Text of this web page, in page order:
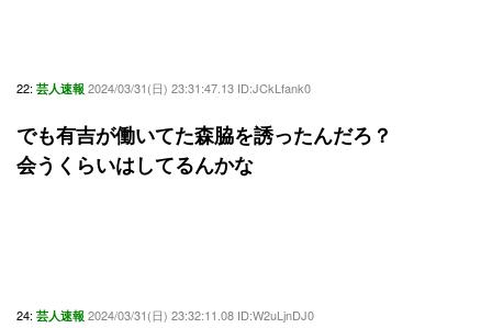
22: 芸人速報 2024/03/31(日) 23:31:47.13 ID:JCkLfank0
でも有吉が働いてた森脇を誘ったんだろ？
会うくらいはしてるんかな
24: 芸人速報 2024/03/31(日) 23:32:11.08 ID:W2uLjnDJ0